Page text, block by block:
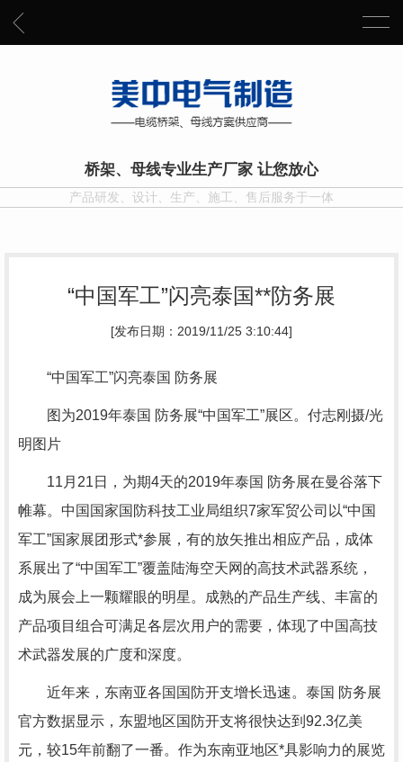
桥架、母线专业生产厂家 让您放心
产品研发、设计、生产、施工、售后服务于一体
“中国军工”闪亮泰国**防务展
[发布日期：2019/11/25 3:10:44]
“中国军工”闪亮泰国 防务展
图为2019年泰国 防务展“中国军工”展区。付志刚摄/光
明图片
11月21日，为期4天的2019年泰国 防务展在曼谷落下
帷幕。中国国家国防科技工业局组织7家军贸公司以“中国
军工”国家展团形式*参展，有的放矢推出相应产品，成体
系展出了“中国军工”覆盖陆海空天网的高技术武器系统，
成为展会上一颗耀眼的明星。成熟的产品生产线、丰富的
产品项目组合可满足各层次用户的需要，体现了中国高技
术武器发展的广度和深度。
近年来，东南亚各国国防开支增长迅速。泰国 防务展
官方数据显示，东盟地区国防开支将很快达到92.3亿美
元，较15年前翻了一番。作为东南亚地区*具影响力的展览